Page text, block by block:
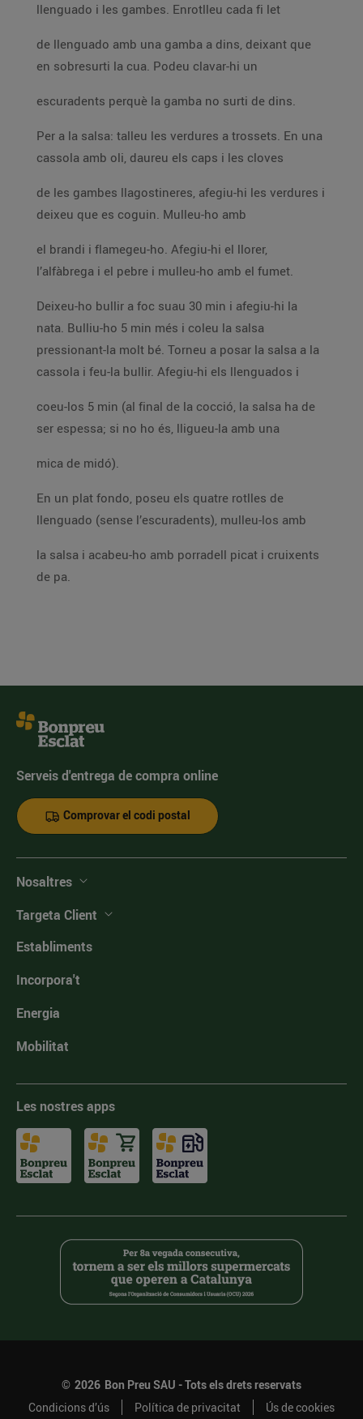
llenguado i les gambes. Enrotlleu cada fi let
de llenguado amb una gamba a dins, deixant que
en sobresurti la cua. Podeu clavar-hi un
escuradents perquè la gamba no surti de dins.
Per a la salsa: talleu les verdures a trossets. En una
cassola amb oli, daureu els caps i les cloves
de les gambes llagostineres, afegiu-hi les verdures i
deixeu que es coguin. Mulleu-ho amb
el brandi i flamegeu-ho. Afegiu-hi el llorer,
l’alfàbrega i el pebre i mulleu-ho amb el fumet.
Deixeu-ho bullir a foc suau 30 min i afegiu-hi la
nata. Bulliu-ho 5 min més i coleu la salsa
pressionant-la molt bé. Torneu a posar la salsa a la
cassola i feu-la bullir. Afegiu-hi els llenguados i
coeu-los 5 min (al final de la cocció, la salsa ha de
ser espessa; si no ho és, lligueu-la amb una
mica de midó).
En un plat fondo, poseu els quatre rotlles de
llenguado (sense l’escuradents), mulleu-los amb
la salsa i acabeu-ho amb porradell picat i cruixents
de pa.
Serveis d'entrega de compra online
Comprovar el codi postal
Nosaltres
Targeta Client
Establiments
Incorpora't
Energia
Mobilitat
Les nostres apps
© 2026 Bon Preu SAU - Tots els drets reservats
Condicions d’ús
Política de privacitat Ús de cookies